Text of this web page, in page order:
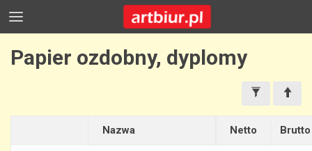
Papier ozdobny, dyplomy
Nazwa Netto Brutto